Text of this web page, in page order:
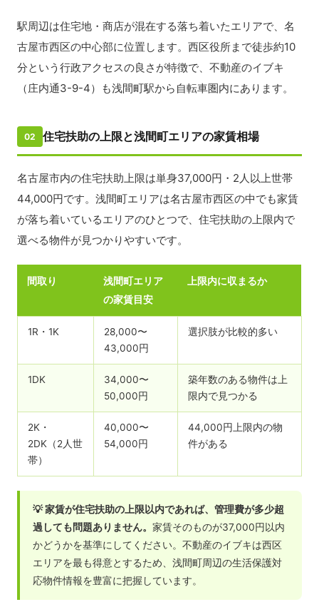
駅周辺は住宅地・商店が混在する落ち着いたエリアで、名
古屋市西区の中心部に位置します。西区役所まで徒歩約10
分という行政アクセスの良さが特徴で、不動産のイブキ
（庄内通3-9-4）も浅間町駅から自転車圏内にあります。
02 住宅扶助の上限と浅間町エリアの家賃相場
名古屋市内の住宅扶助上限は単身37,000円・2人以上世帯
44,000円です。浅間町エリアは名古屋市西区の中でも家賃
が落ち着いているエリアのひとつで、住宅扶助の上限内で
選べる物件が見つかりやすいです。
間取り
浅間町エリア
の家賃目安
上限内に収まるか
1R・1K
28,000〜
43,000円
選択肢が比較的多い
1DK
34,000〜
50,000円
築年数のある物件は上
限内で見つかる
2K・
2DK（2人世
帯）
40,000〜
54,000円
44,000円上限内の物
件がある
💡 家賃が住宅扶助の上限以内であれば、管理費が多少超
過しても問題ありません。家賃そのものが37,000円以内
かどうかを基準にしてください。不動産のイブキは西区
エリアを最も得意とするため、浅間町周辺の生活保護対
応物件情報を豊富に把握しています。